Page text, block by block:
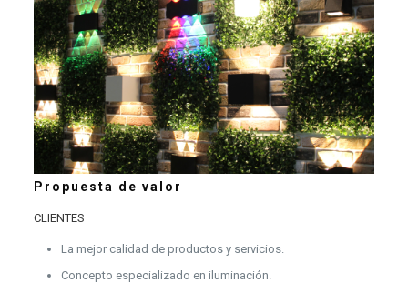
Propuesta de valor
CLIENTES
La mejor calidad de productos y servicios.
Concepto especializado en iluminación.